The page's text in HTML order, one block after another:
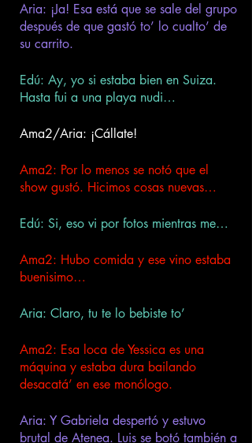
Aria: ¡Ja! Esa está que se sale del grupo
después de que gastó to’ lo cualto’ de
su carrito.
Edú: Ay, yo si estaba bien en Suiza.
Hasta fui a una playa nudi…
Ama2/Aria: ¡Cállate!
Ama2: Por lo menos se notó que el
show gustó. Hicimos cosas nuevas…
Edú: Si, eso vi por fotos mientras me…
Ama2: Hubo comida y ese vino estaba
buenisimo…
Aria: Claro, tu te lo bebiste to’
Ama2: Esa loca de Yessica es una
máquina y estaba dura bailando
desacatá’ en ese monólogo.
Aria: Y Gabriela despertó y estuvo
brutal de Atenea. Luis se botó también a